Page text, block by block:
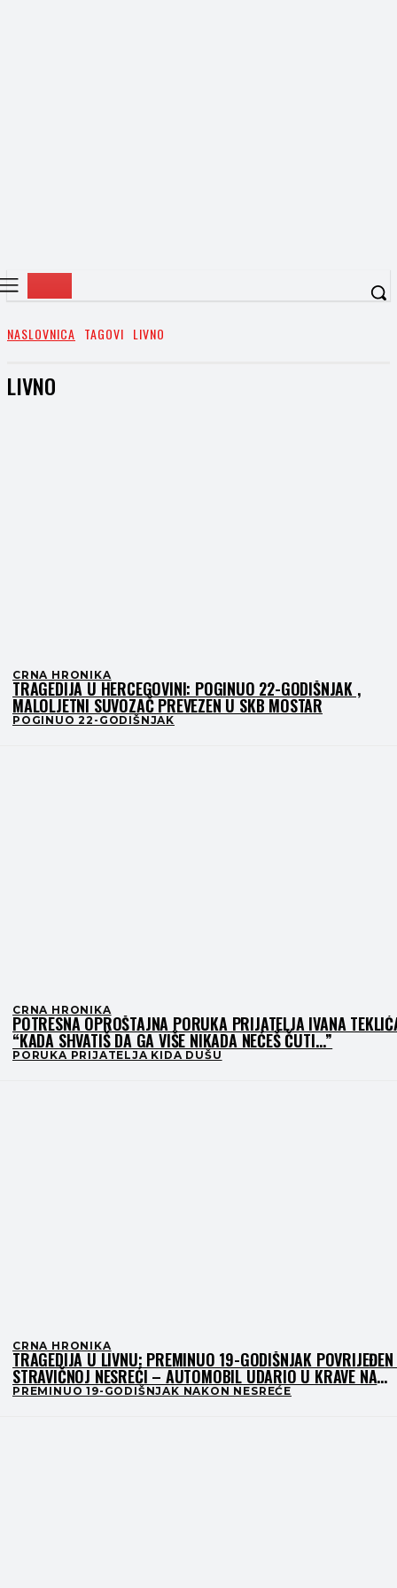
NASLOVNICA TAGOVI LIVNO
LIVNO
CRNA HRONIKA
TRAGEDIJA U HERCEGOVINI: POGINUO 22-GODIŠNJAK ,
MALOLJETNI SUVOZAČ PREVEZEN U SKB MOSTAR
POGINUO 22-GODIŠNJAK
CRNA HRONIKA
POTRESNA OPROŠTAJNA PORUKA PRIJATELJA IVANA
“KADA SHVATIŠ DA GA VIŠE NIKADA NEĆEŠ ČUTI…”
PORUKA PRIJATELJA KIDA DUŠU
CRNA HRONIKA
TRAGEDIJA U LIVNU: PREMINUO 19-GODIŠNJAK
STRAVIČNOJ NESREĆI – AUTOMOBIL UDARIO U KRAVE NA
CESTI
PREMINUO 19-GODIŠNJAK NAKON NESREĆE